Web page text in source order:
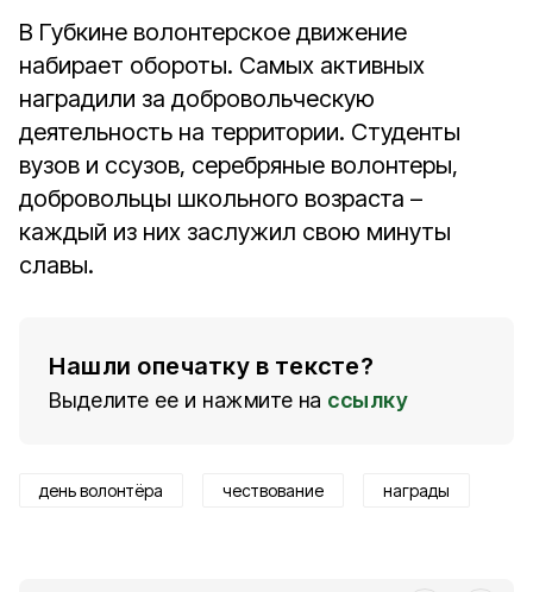
В Губкине волонтерское движение
набирает обороты. Самых активных
наградили за добровольческую
деятельность на территории. Студенты
вузов и ссузов, серебряные волонтеры,
добровольцы школьного возраста –
каждый из них заслужил свою минуты
славы.
Нашли опечатку в тексте?
Выделите ее и нажмите на ссылку
день волонтёра чествование награды